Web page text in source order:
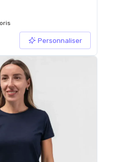
Personnaliser